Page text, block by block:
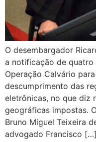
O desembargador
a notificação de quatro
Operação Calvário
descumprimento das
eletrônicas, no que diz
geográficas impostas.
Bruno Miguel Teixeira
advogado Francisco […]